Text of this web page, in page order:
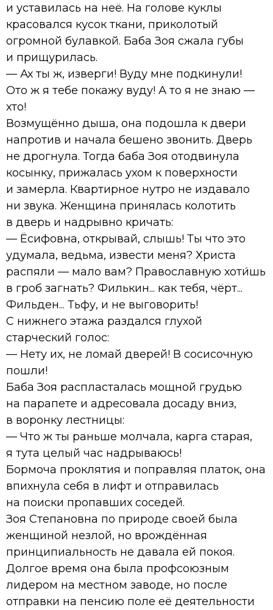
и уставилась на неё. На голове куклы
красовался кусок ткани, приколотый
огромной булавкой. Баба Зоя сжала губы
и прищурилась.
— Ах ты ж, изверги! Вуду мне подкинули!
Ото ж я тебе покажу вуду! А то я не знаю —
хто!
Возмущённо дыша, она подошла к двери
напротив и начала бешено звонить. Дверь
не дрогнула. Тогда баба Зоя отодвинула
косынку, прижалась ухом к поверхности
и замерла. Квартирное нутро не издавало
ни звука. Женщина принялась колотить
в дверь и надрывно кричать:
— Ёсифовна, открывай, слышь! Ты что это
удумала, ведьма, извести меня? Христа
распяли — мало вам? Православную хоти́шь
в гроб загнать? Филькин... как тебя, чёрт...
Фильден... Тьфу, и не выговорить!
С нижнего этажа раздался глухой
старческий голос:
— Нету их, не ломай дверей! В сосисочную
пошли!
Баба Зоя распласталась мощной грудью
на парапете и адресовала досаду вниз,
в воронку лестницы:
— Что ж ты раньше молчала, карга старая,
я тута целый час надрываюсь!
Бормоча проклятия и поправляя платок, она
впихнула себя в лифт и отправилась
на поиски пропавших соседей.
Зоя Степановна по природе своей была
женщиной незлой, но врождённая
принципиальность не давала ей покоя.
Долгое время она была профсоюзным
лидером на местном заводе, но после
отправки на пенсию поле её деятельности